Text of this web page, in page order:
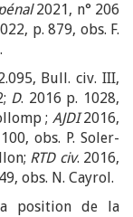
2021, n° 206
p. 879, obs. F.
Bull. civ. III,
D. 2016 p. 1028,
; AJDI2016,
obs. P. Soler-
RTD civ. 2016,
obs. N. Cayrol.
position de la